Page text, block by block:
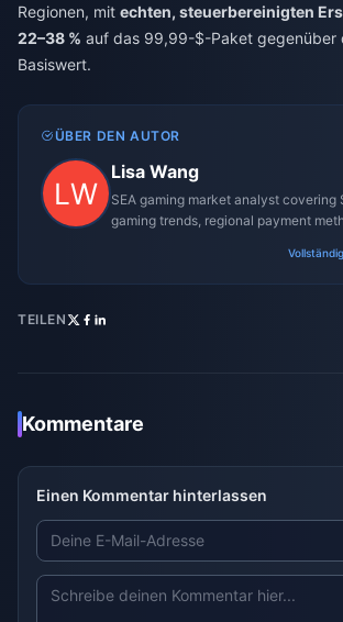
Regionen, mit echten, steuerbereinigten
22–38 % auf das 99,99-$-Paket gegenüber
Basiswert.
ÜBER DEN AUTOR
Lisa Wang
SEA gaming market analyst covering
gaming trends, regional payment
TEILEN
Kommentare
Einen Kommentar hinterlassen